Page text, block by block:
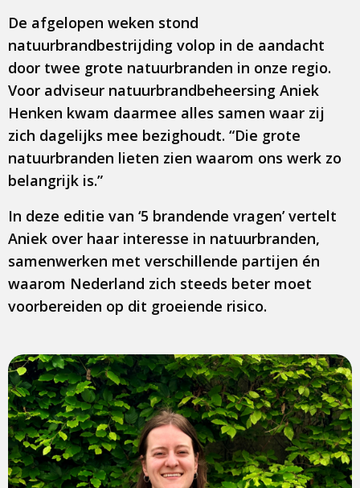
De afgelopen weken stond
natuurbrandbestrijding volop in de aandacht
door twee grote natuurbranden in onze regio.
Voor adviseur natuurbrandbeheersing Aniek
Henken kwam daarmee alles samen waar zij
zich dagelijks mee bezighoudt. “Die grote
natuurbranden lieten zien waarom ons werk zo
belangrijk is.”
In deze editie van ‘5 brandende vragen’ vertelt
Aniek over haar interesse in natuurbranden,
samenwerken met verschillende partijen én
waarom Nederland zich steeds beter moet
voorbereiden op dit groeiende risico.